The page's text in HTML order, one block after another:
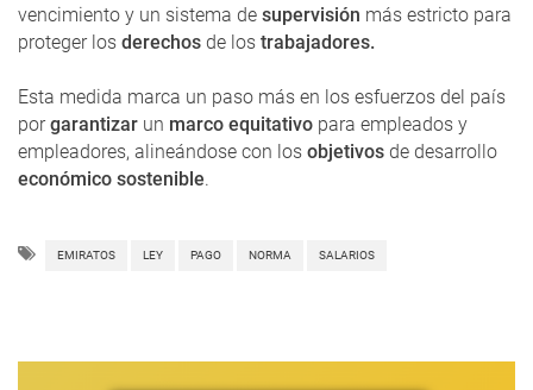
vencimiento y un sistema de supervisión más estricto para
proteger los derechos de los trabajadores.
Esta medida marca un paso más en los esfuerzos del país
porgarantizar un marco equitativo para empleados y
empleadores, alineándose con los objetivos de desarrollo
económico sostenible.
EMIRATOS LEY PAGO NORMA SALARIOS